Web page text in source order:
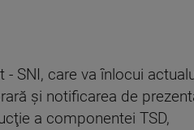
SNI, care va înlocui
şi notificarea de
a componentei TSD,